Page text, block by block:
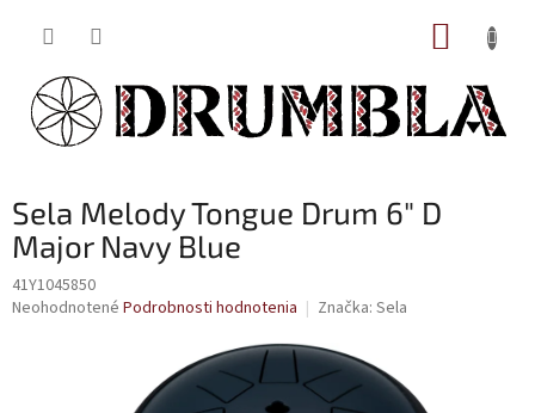
Sela Melody Tongue Drum 6" D
Major Navy Blue
41Y1045850
Priemerné
Neohodnotené Podrobnosti hodnotenia Značka: Sela